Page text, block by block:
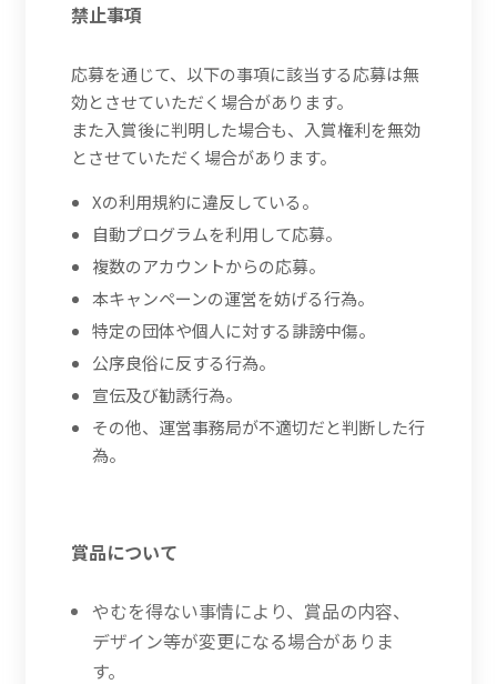
禁止事項
応募を通じて、以下の事項に該当する応募は無
効とさせていただく場合があります。
また入賞後に判明した場合も、入賞権利を無効
とさせていただく場合があります。
Xの利用規約に違反している。
自動プログラムを利用して応募。
複数のアカウントからの応募。
本キャンペーンの運営を妨げる行為。
特定の団体や個人に対する誹謗中傷。
公序良俗に反する行為。
宣伝及び勧誘行為。
その他、運営事務局が不適切だと判断した行
為。
賞品について
やむを得ない事情により、賞品の内容、
デザイン等が変更になる場合がありま
す。